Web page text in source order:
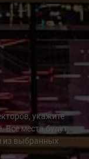
укажите
Все места будут
из выбранных